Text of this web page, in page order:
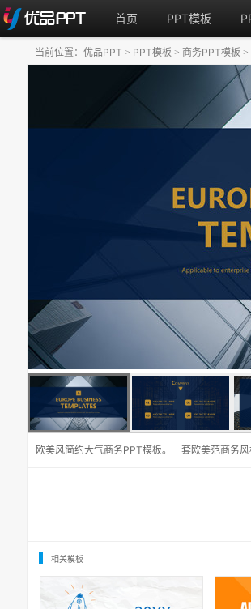
首页 PPT模板
欧美风简约大气商务PPT模板。一套欧美范商务
当前位置： 优品PPT > PPT模板 > 商务PPT模板 >
相关模板